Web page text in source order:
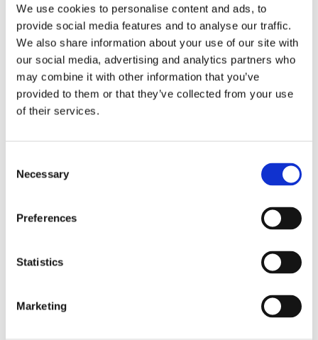
We use cookies to personalise content and ads, to
provide social media features and to analyse our traffic.
We also share information about your use of our site with
our social media, advertising and analytics partners who
may combine it with other information that you’ve
provided to them or that they’ve collected from your use
of their services.
Selection
Necessary
Preferences
Statistics
Marketing
Lookbook Blanc MariClò A/W
2018
Le nouveau lookbook dédié à la collection A / W
2018, guidé par nos rêves en constante évolution.